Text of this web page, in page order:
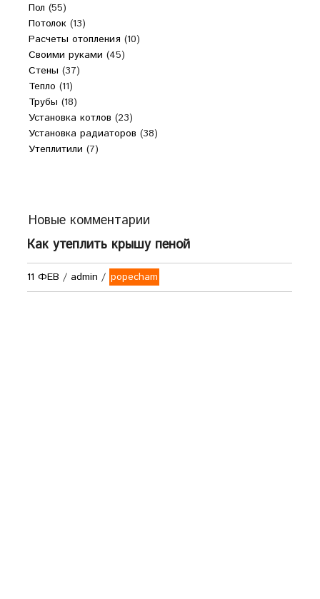
Пол (55)
Потолок (13)
Расчеты отопления (10)
Своими руками (45)
Стены (37)
Тепло (11)
Трубы (18)
Установка котлов (23)
Установка радиаторов (38)
Утеплитили (7)
Новые комментарии
Как утеплить крышу пеной
11 ФЕВ / admin / popecham